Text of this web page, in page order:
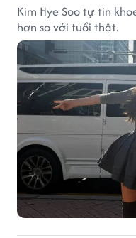
Kim Hye Soo tự tin
hơn so với tuổi thật.